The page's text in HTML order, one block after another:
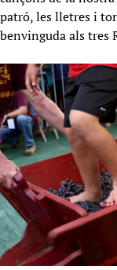
patró, les lletres i
benvinguda als tres